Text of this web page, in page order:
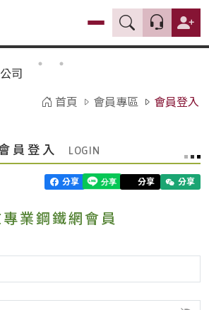
首頁 會員專區 會員登入
員登入
分享 分享 分享
業鋼鐵網會員